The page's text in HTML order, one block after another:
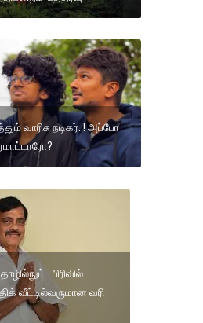
வாரிசு நடிகர்..! அப்போ
பிரிவில்
வீட்டில்வருமான வரி